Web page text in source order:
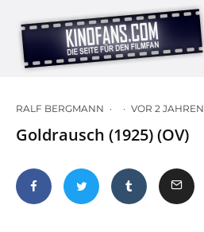
RALF BERGMANN · · VOR 2 JAHREN
Goldrausch (1925) (OV)